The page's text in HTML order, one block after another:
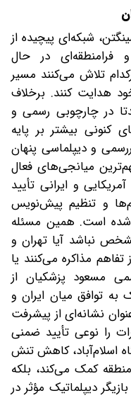
شبکه‌ای پیچیده از
فرامنطقه‌ای در حال
تلاش می‌کنند مسیر
هدایت کنند. برخلاف
سال ۲۰۱۵ که عمدتا در چارچوبی رسمی و
کنونی بیشتر بر پایه
و دیپلماسی پنهان
میانجی‌های فعال
و ایرانی تأیید
و تنظیم پیش‌نویس
شده است. همین مسئله
نباشد آیا تهران و
مذاکره می‌کنند یا
مسعود پزشکیان از
توافق میان ایران و
نشانه‌ای از پیشرفت
را نوعی تأیید ضمنی
اسلام‌آباد، کاهش تنش
منطقه کمک می‌کند، بلکه
دیپلماتیک مؤثر در